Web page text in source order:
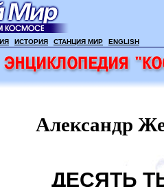
ИСТОРИЯ СТАНЦИЯ МИР ENGLISH
Александр
ДЕСЯТЬ